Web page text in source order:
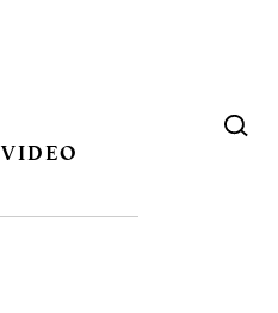
VIDEO